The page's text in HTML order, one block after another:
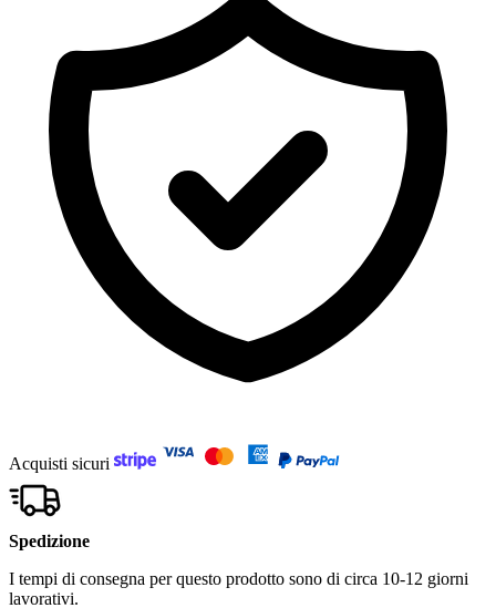
Acquisti sicuri
Spedizione
I tempi di consegna per questo prodotto sono di circa 10-12 giorni
lavorativi.